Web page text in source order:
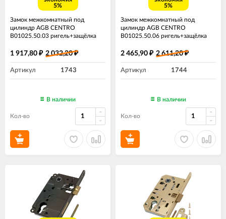
5%
Замок межкомнатный под
цилиндр AGB CENTRO
B01025.50.03 ригель+защёлка
1 917,80 ₽ 2 032,20₽
Артикул 1743
В наличии
Кол-во
5%
Замок межкомнатный под
цилиндр AGB CENTRO
B01025.50.06​ ригель+защёлка
2 465,90 ₽ 2 611,20₽
Артикул 1744
В наличии
Кол-во